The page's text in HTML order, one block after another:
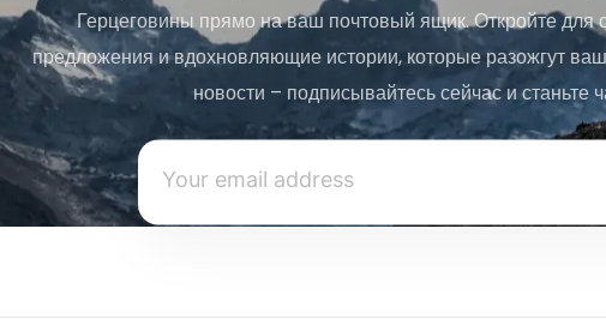
Герцеговины прямо на ваш почтовый ящик. Откройте для
предложения и вдохновляющие истории, которые разожгут
новости – подписывайтесь сейчас и станьте